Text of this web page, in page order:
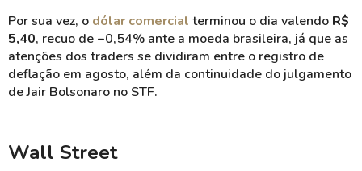
Por sua vez, o dólar comercial terminou o dia valendo R$
5,40, recuo de −0,54% ante a moeda brasileira, já que as
atenções dos traders se dividiram entre o registro de
deflação em agosto, além da continuidade do julgamento
de Jair Bolsonaro no STF.
Wall Street